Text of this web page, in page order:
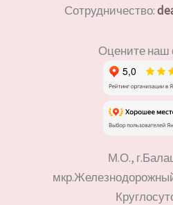
Сотрудничество:
Оцените наш
М.О.,